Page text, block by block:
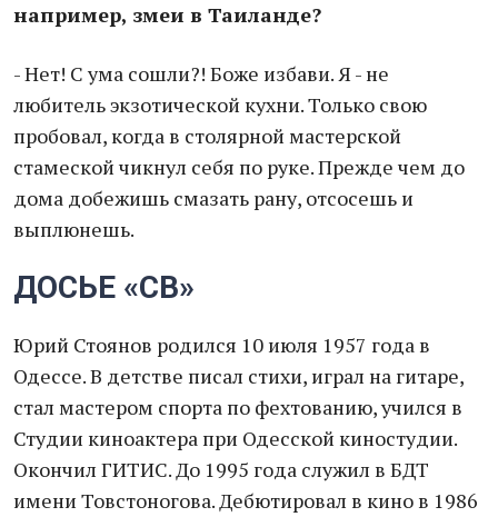
например, змеи в Таиланде?
- Нет! С ума сошли?! Боже избави. Я - не
любитель экзотической кухни. Только свою
пробовал, когда в столярной мастерской
стамеской чикнул себя по руке. Прежде чем до
дома добежишь смазать рану, отсосешь и
выплюнешь.
ДОСЬЕ «СВ»
Юрий Стоянов родился 10 июля 1957 года в
Одессе. В детстве писал стихи, играл на гитаре,
стал мастером спорта по фехтованию, учился в
Студии киноактера при Одесской киностудии.
Окончил ГИТИС. До 1995 года служил в БДТ
имени Товстоногова. Дебютировал в кино в 1986